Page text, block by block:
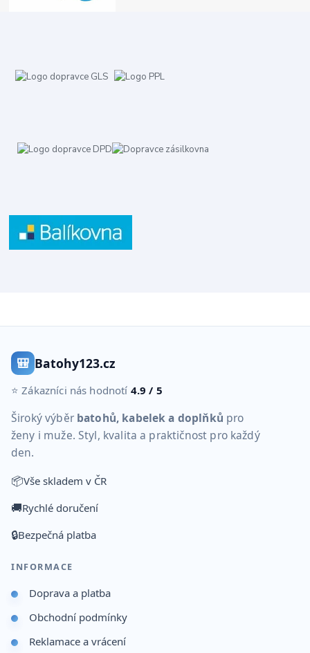
🎒 Batohy123.cz
⭐ Zákazníci nás hodnotí 4.9 / 5
Široký výběr batohů, kabelek a doplňků pro
ženy i muže. Styl, kvalita a praktičnost pro každý
den.
📦Vše skladem v ČR
🚚Rychlé doručení
🔒Bezpečná platba
INFORMACE
Doprava a platba
Obchodní podmínky
Reklamace a vrácení